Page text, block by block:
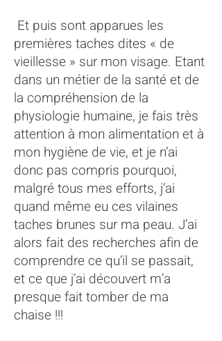
Et puis sont apparues les
premières taches dites « de
vieillesse » sur mon visage. Etant
dans un métier de la santé et de
la compréhension de la
physiologie humaine, je fais très
attention à mon alimentation et à
mon hygiène de vie, et je n’ai
donc pas compris pourquoi,
malgré tous mes efforts, j’ai
quand même eu ces vilaines
taches brunes sur ma peau. J’ai
alors fait des recherches afin de
comprendre ce qu’il se passait,
et ce que j’ai découvert m’a
presque fait tomber de ma
chaise !!!